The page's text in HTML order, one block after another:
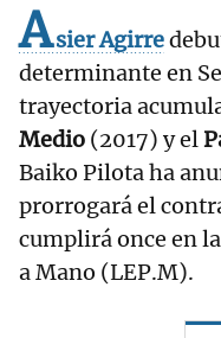
Asier Agirre
determinante en
trayectoria
Medio (2017) y el
Baiko Pilota ha
prorrogará el
cumplirá once en
a Mano (LEP.M).